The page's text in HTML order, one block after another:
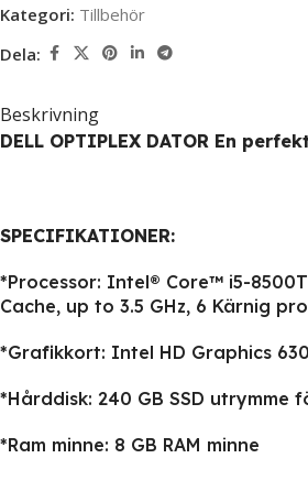
Kategori: Tillbehör
Dela:
Beskrivning
DELL OPTIPLEX DATOR En
SPECIFIKATIONER:
*Processor: Intel® Core™ i5-
Cache, up to 3.5 GHz, 6 Kärnig
*Grafikkort: Intel HD Graphics 630
*Hårddisk: 240 GB SSD utrymme
*Ram minne: 8 GB RAM minne